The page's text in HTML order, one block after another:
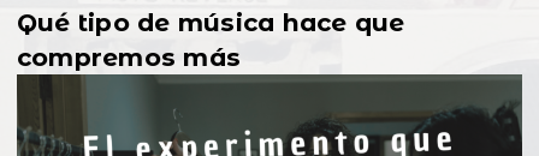
Qué tipo de música hace que
compremos más